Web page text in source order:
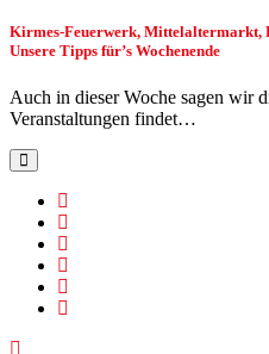
Kirmes-Feuerwerk, Mittelaltermarkt,
Unsere Tipps für’s Wochenende
Auch in dieser Woche sagen wir
Veranstaltungen findet…